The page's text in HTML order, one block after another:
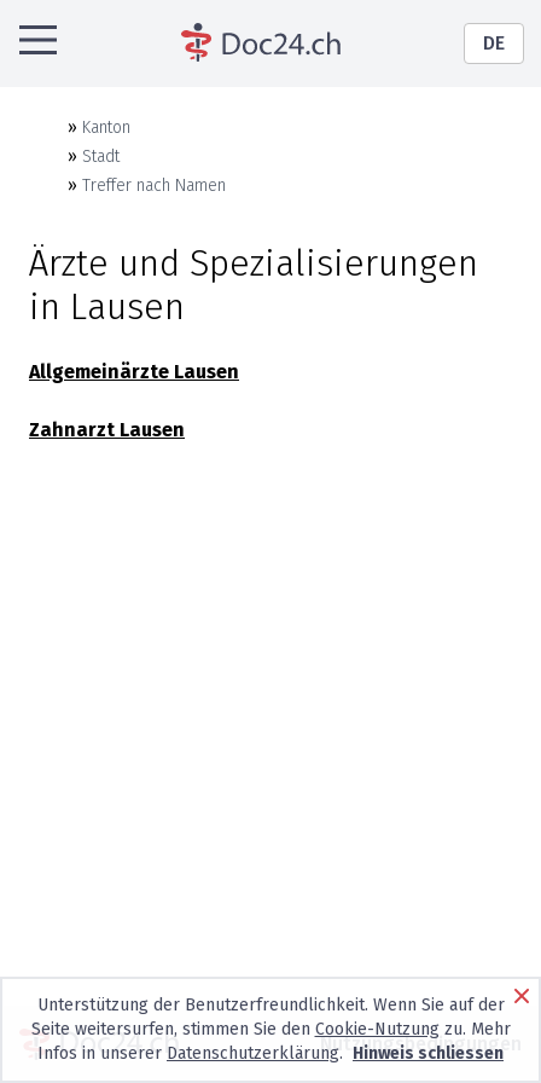
DE
» Kanton
» Stadt
» Treffer nach Namen
Ärzte und Spezialisierungen
in Lausen
Allgemeinärzte Lausen
Zahnarzt Lausen
Nutzungsbedingungen
Unterstützung der Benutzerfreundlichkeit. Wenn Sie auf der
Seite weitersurfen, stimmen Sie den Cookie-Nutzungzu. Mehr
Infos in unserer Datenschutzerklärung. Hinweis schliessen